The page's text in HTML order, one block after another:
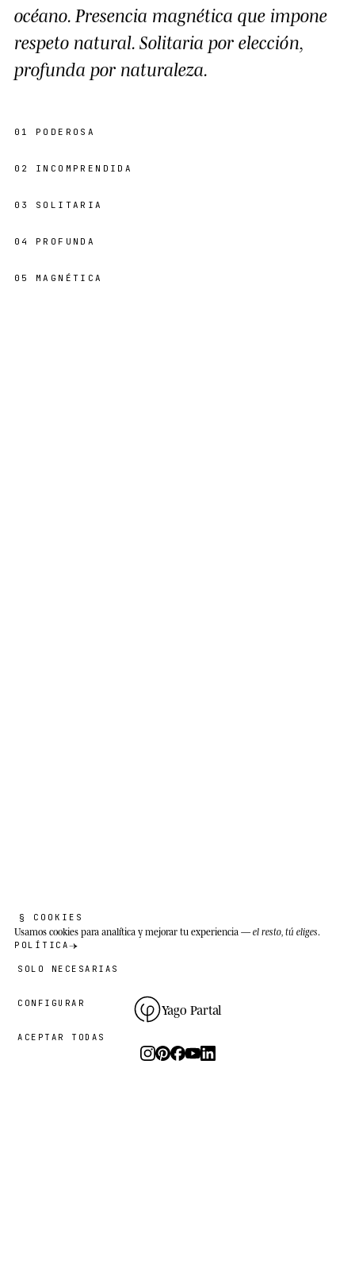
océano. Presencia magnética que impone
respeto natural. Solitaria por elección,
profunda por naturaleza.
01 PODEROSA
02 INCOMPRENDIDA
03 SOLITARIA
04 PROFUNDA
05 MAGNÉTICA
Yago Partal
§ COOKIES
Usamos cookiespara analítica y mejorar tu experiencia —el resto, tú eliges.
POLÍTICA
SOLO NECESARIAS
CONFIGURAR
ACEPTAR TODAS